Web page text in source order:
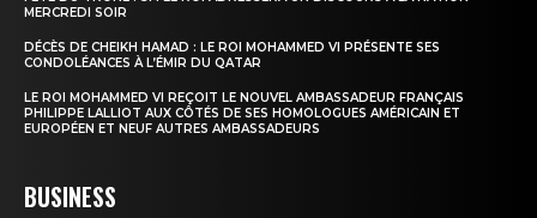
MERCREDI SOIR
DÉCÈS DE CHEIKH HAMAD : LE ROI MOHAMMED VI PRÉSENTE SES
CONDOLÉANCES À L’ÉMIR DU QATAR
LE ROI MOHAMMED VI REÇOIT LE NOUVEL AMBASSADEUR FRANÇAIS
PHILIPPE LALLIOT AUX CÔTÉS DE SES HOMOLOGUES AMÉRICAIN ET
EUROPÉEN ET NEUF AUTRES AMBASSADEURS
BUSINESS